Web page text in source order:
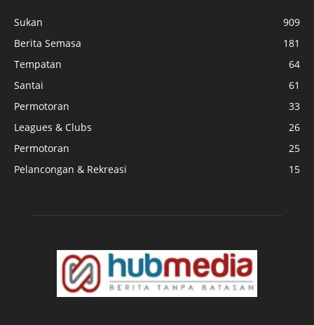
Sukan
909
Berita Semasa
181
Tempatan
64
Santai
61
Permotoran
33
Leagues & Clubs
26
Permotoran
25
Pelancongan & Rekreasi
15